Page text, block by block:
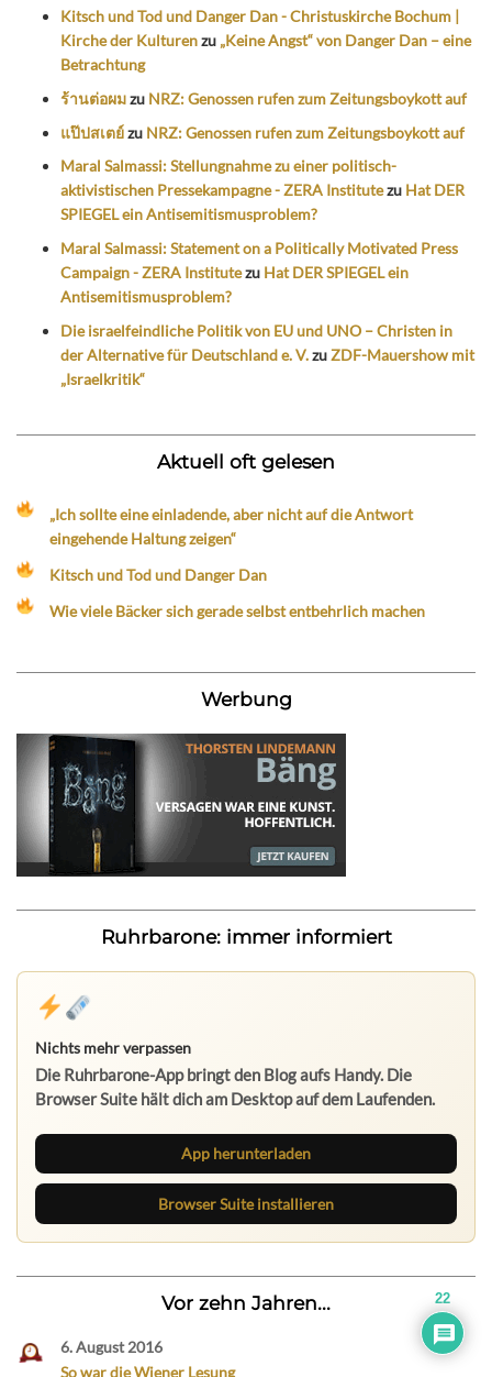
Kitsch und Tod und Danger Dan - Christuskirche Bochum |
Kirche der Kulturenzu „Keine Angst“ von Danger Dan – eine
Betrachtung
ร้านต่อผมzu NRZ: Genossen rufen zum Zeitungsboykott auf
แป๊ปสเตย์zu NRZ: Genossen rufen zum Zeitungsboykott auf
Maral Salmassi: Stellungnahme zu einer politisch-
aktivistischen Pressekampagne - ZERA Institutezu Hat DER
SPIEGEL ein Antisemitismusproblem?
Maral Salmassi: Statement on a Politically Motivated Press
Campaign - ZERA Institutezu Hat DER SPIEGEL ein
Antisemitismusproblem?
Die israelfeindliche Politik von EU und UNO – Christen in
der Alternative für Deutschland e. V.zuZDF-Mauershow mit
„Israelkritik“
Aktuell oft gelesen
„Ich sollte eine einladende, aber nicht auf die Antwort
eingehende Haltung zeigen“
Kitsch und Tod und Danger Dan
Wie viele Bäcker sich gerade selbst entbehrlich machen
Werbung
Ruhrbarone: immer informiert
Nichts mehr verpassen
Die Ruhrbarone-App bringt den Blog aufs Handy. Die
Browser Suite hält dich am Desktop auf dem Laufenden.
App herunterladen
Browser Suite installieren
Vor zehn Jahren...
6. August 2016
So war die Wiener Lesung
22